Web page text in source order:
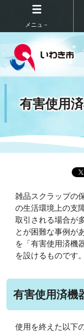
メニュ－
有害使用
雑品スクラップの
の生活環境上の支
取引される場合が
とが困難な事例が
を「有害使用済機
を設けるものです。
有害使用済機
使用を終えた以下